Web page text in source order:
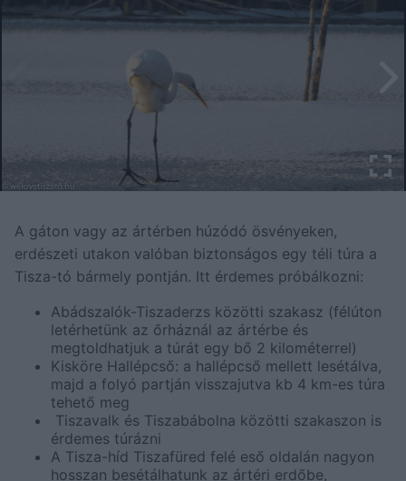
A gáton vagy az ártérben húzódó ösvényeken,
erdészeti utakon valóban biztonságos egy téli túra a
Tisza-tó bármely pontján. Itt érdemes próbálkozni:
Abádszalók-Tiszaderzs közötti szakasz (félúton
letérhetünk az őrháznál az ártérbe és
megtoldhatjuk a túrát egy bő 2 kilométerrel)
Kisköre Hallépcső: a hallépcső mellett lesétálva,
majd a folyó partján visszajutva kb 4 km-es túra
tehető meg
Tiszavalk és Tiszabábolna közötti szakaszon is
érdemes túrázni
A Tisza-híd Tiszafüred felé eső oldalán nagyon
hosszan besétálhatunk az ártéri erdőbe,